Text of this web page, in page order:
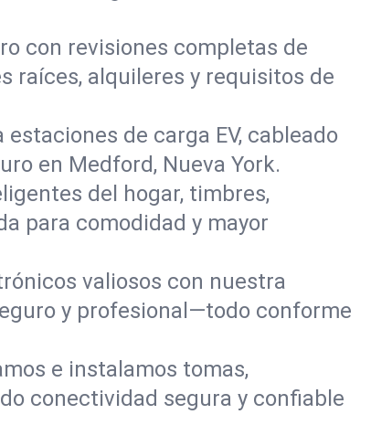
con revisiones completas de
raíces, alquileres y requisitos de
de carga EV, cableado
en Medford, Nueva York.
del hogar, timbres,
para comodidad y mayor
valiosos con nuestra
y profesional—todo conforme
e instalamos tomas,
conectividad segura y confiable